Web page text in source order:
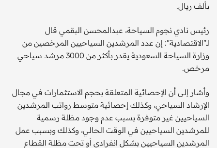
بألف ريال.
رئيس نادي نجوم السياحة، عبدالمحسن البقمي قال
لـ"الاقتصادية": إن عدد المرشدين السياحيين المرخصين من
وزارة السياحة السعودية يقدر بأكثر من 3000 مرشد سياحي
مرخص.
وأشار إلى أن الإحصائية المتعلقة بحجم الاستثمارات في مجال
الإرشاد السياحي، وكذلك إحصائية متوسط رواتب المرشدين
السياحيين غير متوفرة بسبب عدم وجود مظلة رسمية
للمرشدين السياحيين في الوقت الحالي، وكذلك وبسبب عمل
المرشدين السياحيين بشكل انفرادي أو تحت مظلة القطاع